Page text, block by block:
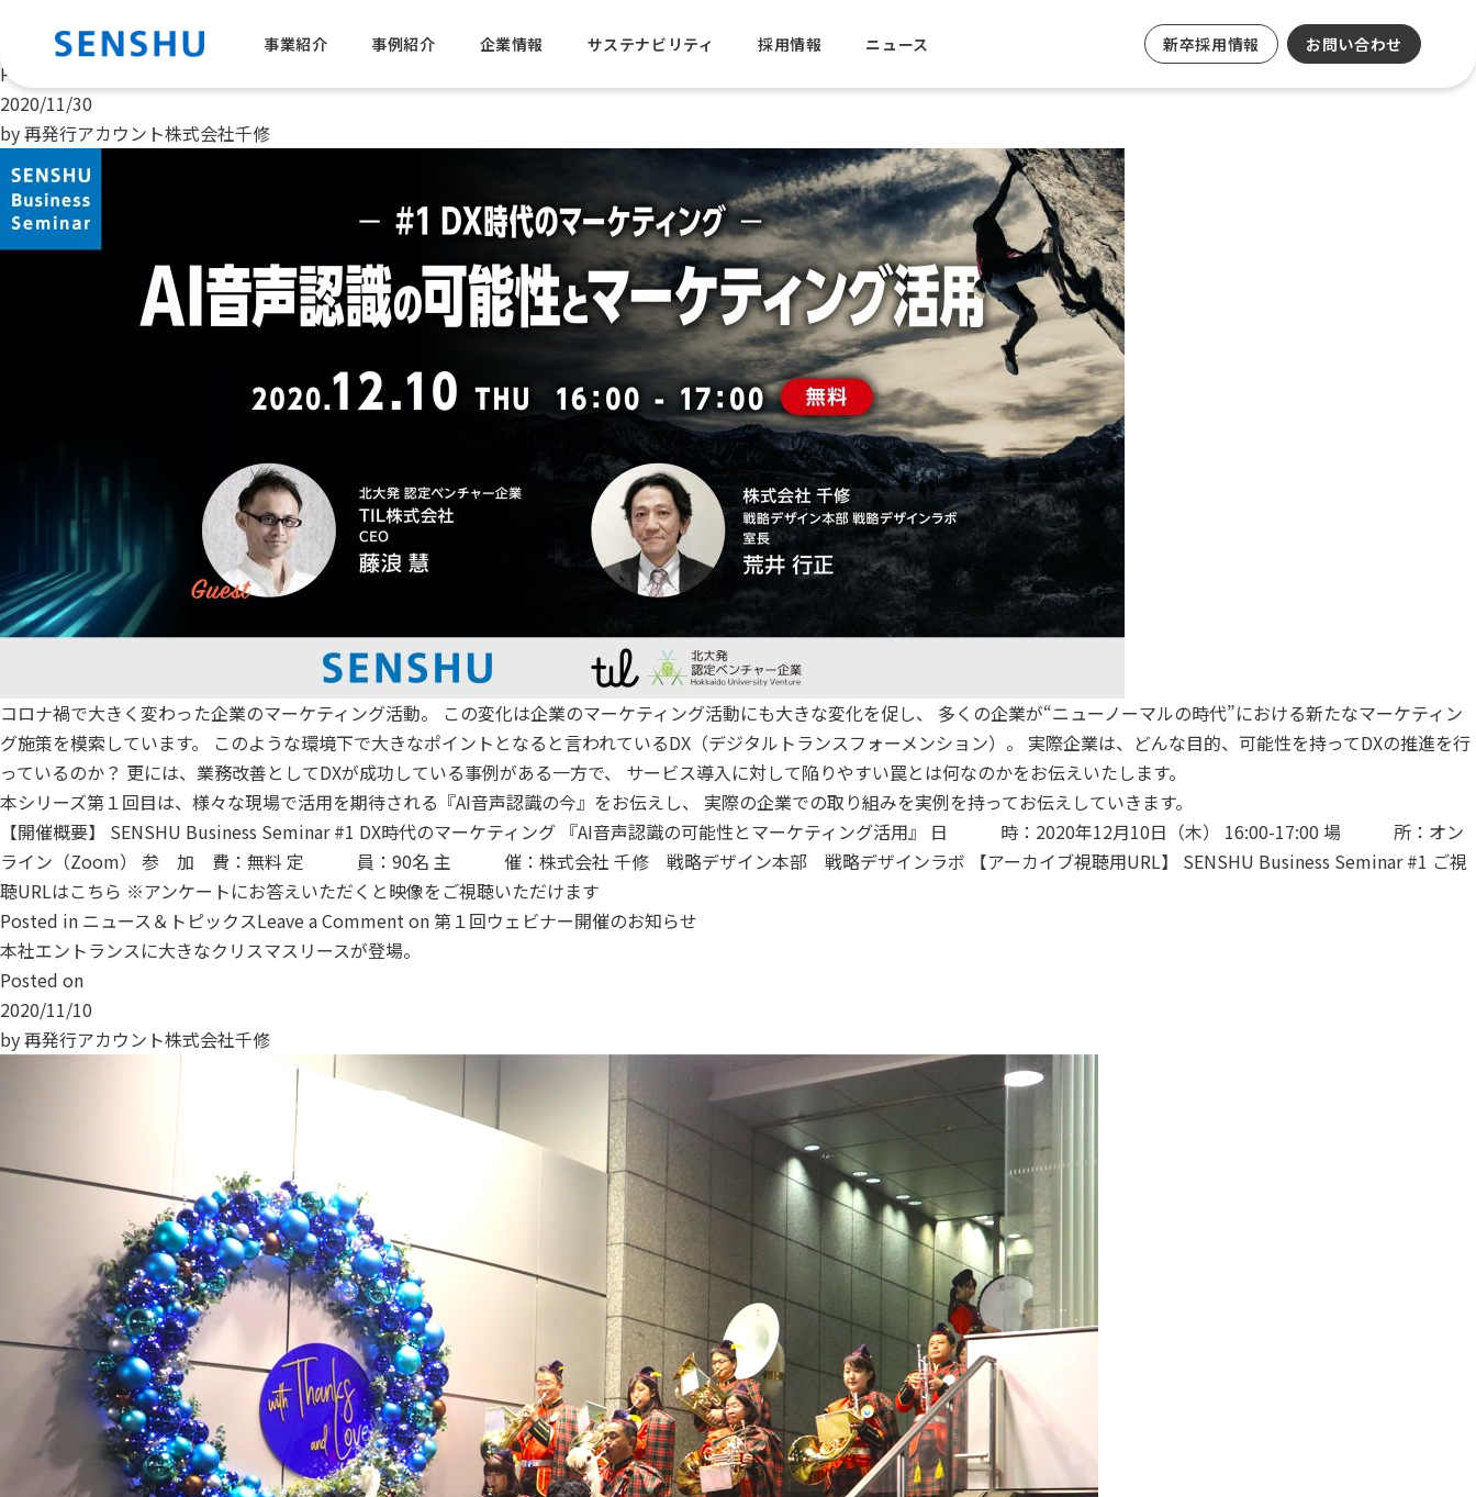
事業紹介 事例紹介 企業情報 サステナビリティ 採用情報 ニュース 新卒採用情報 お問い合わせ
第１回ウェビナー開催のお知らせ
Posted on
2020/11/30
by再発行アカウント株式会社千修
コロナ禍で大きく変わった企業のマーケティング活動。 この変化は企業のマーケティング活動にも大きな変化を促し、 多くの企業が“ニューノーマルの時代”における新たなマーケティン
グ施策を模索しています。
このような環境下で大きなポイントとなると言われているDX（デジタルトランスフォーメンション）。 実際企業は、どんな目的、可能性を持ってDXの推進を行
っているのか？ 更には、業務改善としてDXが成功している事例がある一方で、 サービス導入に対して陥りやすい罠とは何なのかをお伝えいたします。
本シリーズ第１回目は、様々な現場で活用を期待される『AI音声認識の今』をお伝えし、 実際の企業での取り組みを実例を持ってお伝えしていきます。
【開催概要】 SENSHU Business Seminar #1 DX時代のマーケティング 『AI音声認識の可能性とマーケティング活用』 日 時：2020年12月10日（木） 16:00-17:00 場 所：オン
ライン（Zoom） 参 加 費：無料 定 員：90名 主 催：株式会社 千修 戦略デザイン本部 戦略デザインラボ 【アーカイブ視聴用URL】 SENSHU Business Seminar #1 ご視
聴URLはこちら ※アンケートにお答えいただくと映像をご視聴いただけます
Posted in ニュース＆トピックスLeave a Commenton 第１回ウェビナー開催のお知らせ
本社エントランスに大きなクリスマスリースが登場。
Posted on
2020/11/10
by再発行アカウント株式会社千修